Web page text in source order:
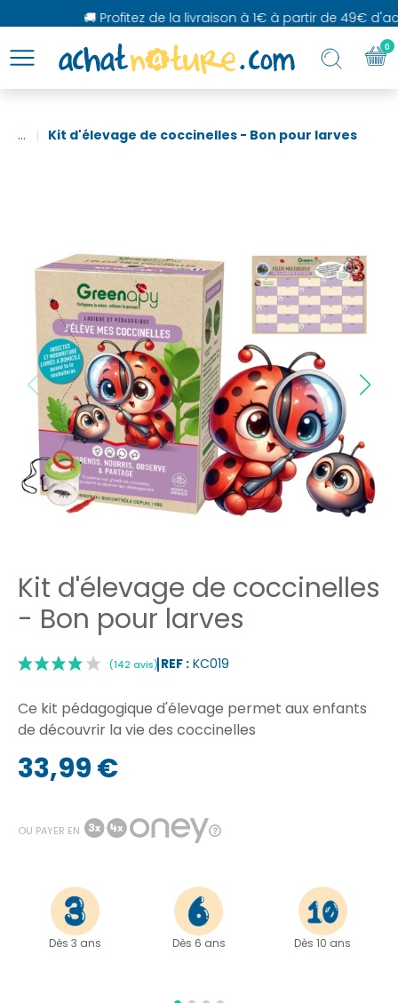
🚚 Profitez de la livraison à 1€ à partir de 49€
... Kit d'élevage de coccinelles - Bon pour larves
Kit d'élevage de coccinelles
- Bon pour larves
REF : KC019
Ce kit pédagogique d'élevage permet aux enfants
de découvrir la vie des coccinelles
33,99 €
OU PAYER EN
Dès 3 ans Dès 6 ans Dès 10 ans
0